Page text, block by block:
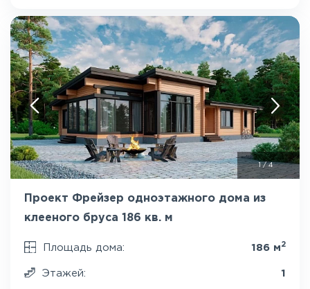
1 /4
Проект Фрейзер одноэтажного дома из
клееного бруса 186 кв. м
Площадь дома: 186 м 2
Этажей: 1